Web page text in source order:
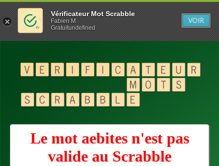
Le mot aebites n'est pas
valide au Scrabble
Vérificateur Mot Scrabble
Fabien M
Gratuitundefined
VOIR